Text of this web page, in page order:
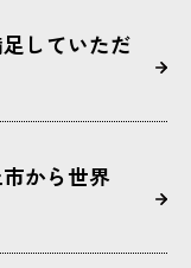
していただ
から世界